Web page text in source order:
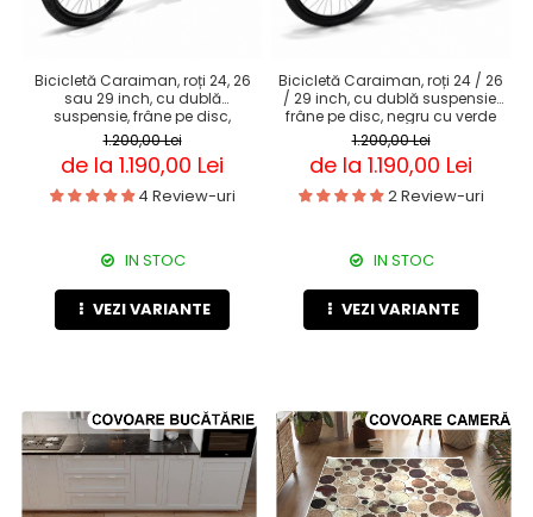
Bicicletă Caraiman, roți 24, 26
sau 29 inch, cu dublă
suspensie, frâne pe disc,
cameleon
1.200,00 Lei
de la 1.190,00 Lei
4 Review-uri
IN STOC
VEZI VARIANTE
Bicicletă Caraiman, roți 24 / 26
/ 29 inch, cu dublă suspensie,
frâne pe disc, negru cu verde
1.200,00 Lei
de la 1.190,00 Lei
2 Review-uri
IN STOC
VEZI VARIANTE